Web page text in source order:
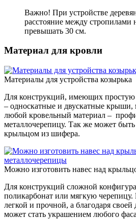
Важно! При устройстве
расстояние между стропилами
превышать 30 см.
Материал для кровли
Материалы для устройства козырька
Для конструкций, имеющих
– односкатные и двускатные крыши,
любой кровельный материал –
металлочерепицу. Так же может быть
крыльцом из шифера.
Можно изготовить навес над
Для конструкций сложной
поликарбонат или мягкую черепицу.
легкой и прочной, а благодаря своей
может стать украшением любого